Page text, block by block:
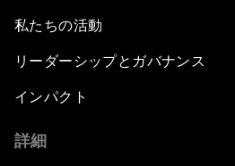
私たちの活動
リーダーシップとガバナンス
インパクト
詳細